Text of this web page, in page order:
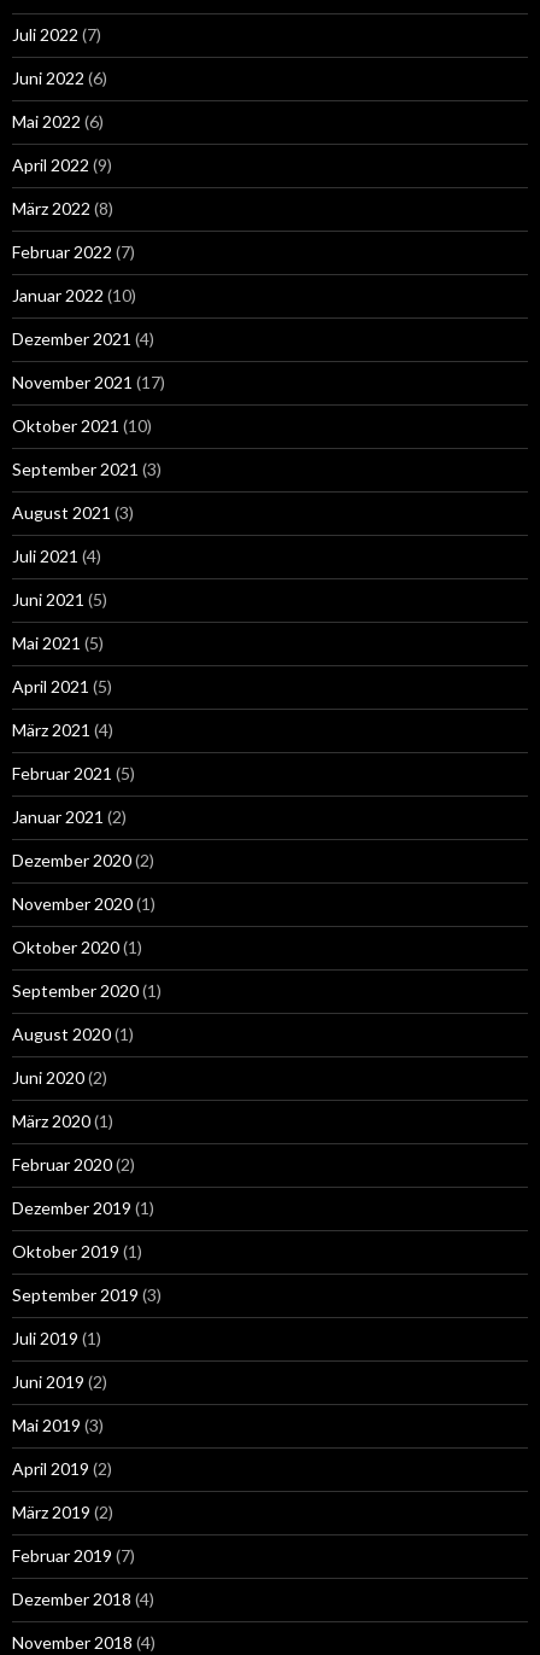
Juli 2022 (7)
Juni 2022 (6)
Mai 2022 (6)
April 2022 (9)
März 2022 (8)
Februar 2022 (7)
Januar 2022 (10)
Dezember 2021 (4)
November 2021 (17)
Oktober 2021 (10)
September 2021 (3)
August 2021 (3)
Juli 2021 (4)
Juni 2021 (5)
Mai 2021 (5)
April 2021 (5)
März 2021 (4)
Februar 2021 (5)
Januar 2021 (2)
Dezember 2020(2)
November 2020(1)
Oktober 2020(1)
September 2020(1)
August 2020(1)
Juni 2020(2)
März 2020(1)
Februar 2020(2)
Dezember 2019 (1)
Oktober 2019 (1)
September 2019 (3)
Juli 2019 (1)
Juni 2019 (2)
Mai 2019 (3)
April 2019 (2)
März 2019 (2)
Februar 2019 (7)
Dezember 2018 (4)
November 2018 (4)